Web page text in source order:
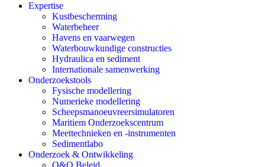
Expertise
Kustbescherming
Waterbeheer
Havens en vaarwegen
Waterbouwkundige constructies
Hydraulica en sediment
Internationale samenwerking
Onderzoekstools
Fysische modellering
Numerieke modellering
Scheepsmanoeuvreersimulatoren
Maritiem Onderzoekscentrum
Meettechnieken en -instrumenten
Sedimentlabo
Onderzoek & Ontwikkeling
O&O Beleid